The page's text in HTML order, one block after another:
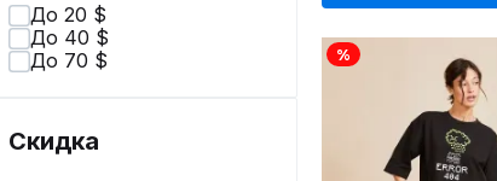
До 20 $
До 40 $
До 70 $
Скидка
%